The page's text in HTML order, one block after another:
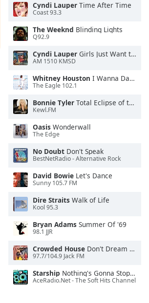
Cyndi Lauper Time After Time
Coast 93.3
The Weeknd Blinding Lights
Q92.9
Cyndi Lauper Girls Just Want to Have Fun
AM 1510 KMSD
Whitney Houston I Wanna Dance With Somebody
The Eagle 102.1
Bonnie Tyler Total Eclipse of the Heart
Kewl.FM
Oasis Wonderwall
The Edge
No Doubt Don't Speak
BestNetRadio - Alternative Rock
David Bowie Let's Dance
Sunny 105.7 FM
Dire Straits Walk of Life
Kool 95.3
Bryan Adams Summer Of '69
98.1 JJR
Crowded House Don't Dream It's Over
97.7/104.9 Jack FM
Starship Nothing's Gonna Stop Us Now
AceRadio.Net - The Soft Hits Channel